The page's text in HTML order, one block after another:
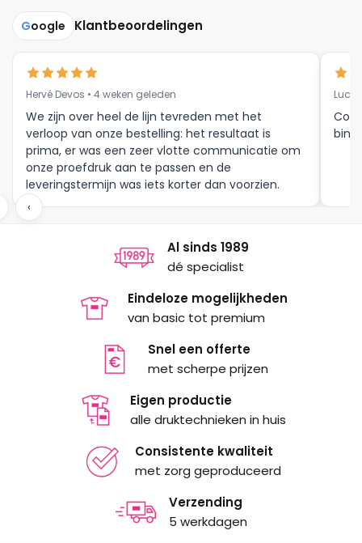
Google Klantbeoordelingen
Hervé Devos • 4 weken geleden
We zijn over heel de lijn tevreden met het
verloop van onze bestelling: het resultaat is
prima, er was een zeer vlotte communicatie om
onze proefdruk aan te passen en de
leveringstermijn was iets korter dan voorzien.
Meer moet dat niet zijn.
Luc
‹
Al sinds 1989
dé specialist
Eindeloze mogelijkheden
van basic tot premium
Snel een offerte
met scherpe prijzen
Eigen productie
alle druktechnieken in huis
Consistente kwaliteit
met zorg geproduceerd
Verzending
5 werkdagen